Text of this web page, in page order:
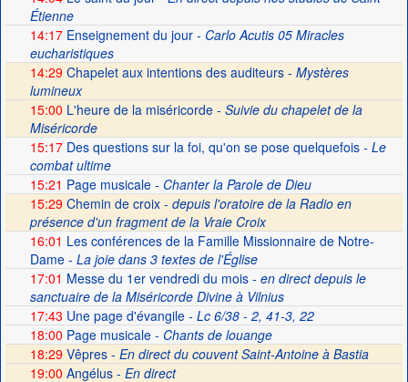
Étienne
14:17Enseignement du jour- Carlo Acutis 05 Miracles
eucharistiques
14:29 Chapelet aux intentions des auditeurs - Mystères
lumineux
15:00 L'heure de la miséricorde - Suivie du chapelet de la
Miséricorde
15:17Des questions sur la foi, qu'on se pose quelquefois- Le
combat ultime
15:21 Page musicale- Chanter la Parole de Dieu
15:29 Chemin de croix - depuis l'oratoire de la Radio en
présence d'un fragment de la Vraie Croix
16:01 Les conférences de la Famille Missionnaire de Notre-
Dame- La joie dans 3 textes de l'Église
17:01 Messe du 1er vendredi du mois- en direct depuis le
sanctuaire de la Miséricorde Divine à Vilnius
17:43 Une page d'évangile- Lc 6/38 - 2, 41-3, 22
18:00 Page musicale- Chants de louange
18:29 Vêpres - En direct du couvent Saint-Antoine à Bastia
19:00 Angélus - En direct